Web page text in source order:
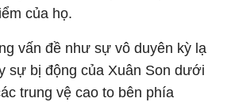
của họ.
vấn đề như sự vô duyên kỳ lạ
sự bị động của Xuân Son dưới
trung vệ cao to bên phía